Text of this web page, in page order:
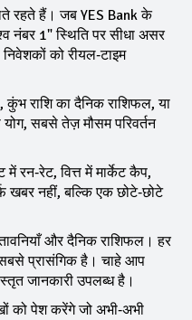
रहते हैं । जब YES Bank के
नंबर 1" स्थिति पर सीधा असर
को रीयल‑टाइम
कुंभ राशि का दैनिक राशिफल, या
सबसे तेज़ मौसम परिवर्तन
रन‑रेट, वित्त में मार्केट कैप,
खबर नहीं, बल्कि एक छोटे‑छोटे
और दैनिक राशिफल। हर
प्रासंगिक है। चाहे आप
जानकारी उपलब्ध है।
को पेश करेंगे जो अभी‑अभी